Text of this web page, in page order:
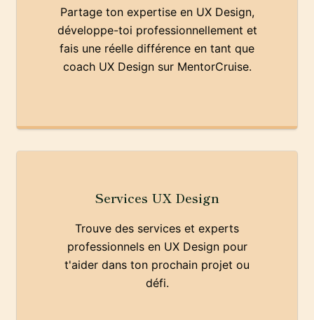
Partage ton expertise en UX Design,
développe-toi professionnellement et
fais une réelle différence en tant que
coach UX Design sur MentorCruise.
Services UX Design
Trouve des services et experts
professionnels en UX Design pour
t'aider dans ton prochain projet ou
défi.